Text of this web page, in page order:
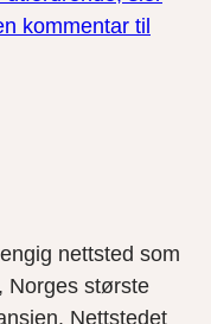
kommentar til
nettsted som
Norges største
Nettstedet